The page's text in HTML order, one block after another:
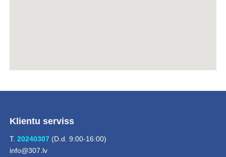
Klientu serviss
T. 20240307(D.d. 9:00-16:00)
info@307.lv